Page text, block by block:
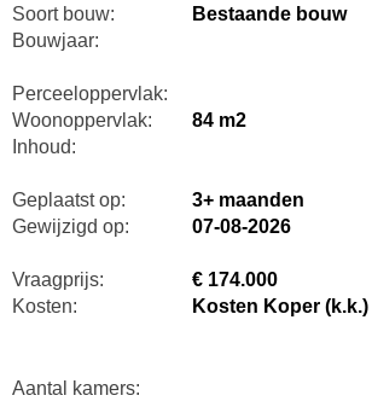
Soort bouw:
Bestaande bouw
Bouwjaar:
Perceeloppervlak:
Woonoppervlak:
84 m2
Inhoud:
Geplaatst op:
3+ maanden
Gewijzigd op:
07-08-2026
Vraagprijs:
€ 174.000
Kosten:
Kosten Koper (k.k.)
Aantal kamers: